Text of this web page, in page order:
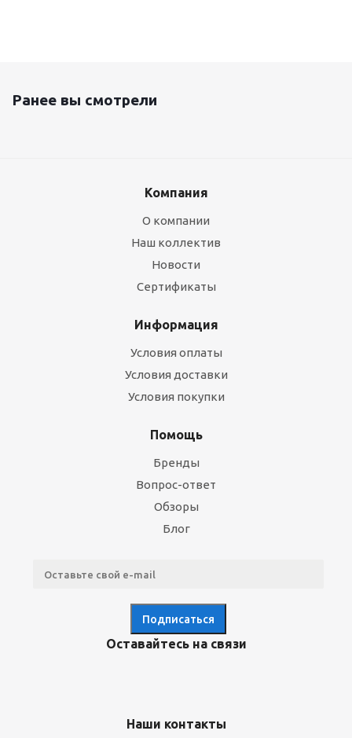
Ранее вы смотрели
Компания
О компании
Наш коллектив
Новости
Сертификаты
Информация
Условия оплаты
Условия доставки
Условия покупки
Помощь
Бренды
Вопрос-ответ
Обзоры
Блог
Оставайтесь на связи
Наши контакты